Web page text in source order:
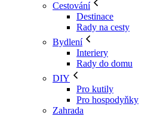
Cestování
Destinace
Rady na cesty
Bydlení
Interiery
Rady do domu
DIY
Pro kutily
Pro hospodyňky
Zahrada